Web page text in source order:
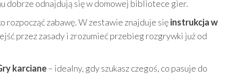
dobrze odnajdują się w domowej bibliotece gier.
rozpocząć zabawę. W zestawie znajduje sięinstrukcja w
przez zasady i zrozumieć przebieg rozgrywki już od
karciane– idealny, gdy szukasz czegoś, co pasuje do